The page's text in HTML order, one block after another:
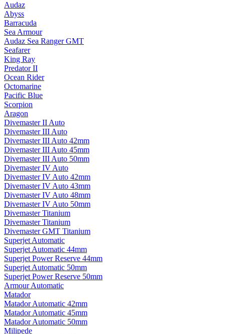
Audaz
Abyss
Barracuda
Sea Armour
Audaz Sea Ranger GMT
Seafarer
King Ray
Predator II
Ocean Rider
Octomarine
Pacific Blue
Scorpion
Aragon
Divemaster II Auto
Divemaster III Auto
Divemaster III Auto 42mm
Divemaster III Auto 45mm
Divemaster III Auto 50mm
Divemaster IV Auto
Divemaster IV Auto 42mm
Divemaster IV Auto 43mm
Divemaster IV Auto 48mm
Divemaster IV Auto 50mm
Divemaster Titanium
Divemaster Titanium
Divemaster GMT Titanium
Superjet Automatic
Superjet Automatic 44mm
Superjet Power Reserve 44mm
Superjet Automatic 50mm
Superjet Power Reserve 50mm
Armour Automatic
Matador
Matador Automatic 42mm
Matador Automatic 45mm
Matador Automatic 50mm
Milipede